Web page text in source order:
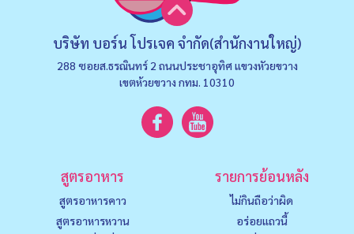
บริษัท บอร์น โปรเจค จำกัด(สำนักงานใหญ่)
288 ซอยส.ธรณินทร์ 2 ถนนประชาอุทิศ แขวงหัวยขวาง
เขตห้วยขวาง กทม. 10310
สูตรอาหาร
สูตรอาหารคาว
สูตรอาหารหวาน
รายการย้อนหลัง
ไม่กินถือว่าผิด
อร่อยแถวนี้